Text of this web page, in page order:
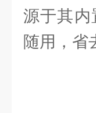
源于其内
随用，省